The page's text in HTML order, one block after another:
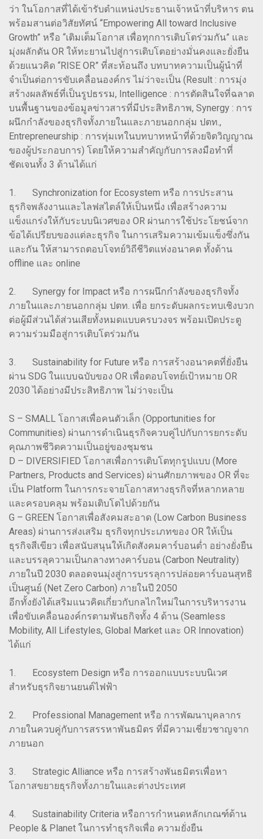
ว่า ในโอกาสที่ได้เข้ารับตำแหน่งประธานเจ้าหน้าที่บริหาร ตน
พร้อมสานต่อวิสัยทัศน์ “Empowering All toward Inclusive
Growth” หรือ “เติมเต็มโอกาส เพื่อทุกการเติบโตร่วมกัน” และ
มุ่งผลักดัน OR ให้ทะยานไปสู่การเติบโตอย่างมั่นคงและยั่งยืน
ด้วยแนวคิด “RISE OR” ที่สะท้อนถึง บทบาทความเป็นผู้นำที่
จำเป็นต่อการขับเคลื่อนองค์กร ไม่ว่าจะเป็น (Result : การมุ่ง
สร้างผลลัพธ์ที่เป็นรูปธรรม, Intelligence : การตัดสินใจที่ฉลาด
บนพื้นฐานของข้อมูลข่าวสารที่มีประสิทธิภาพ, Synergy : การ
ผนึกกำลังของธุรกิจทั้งภายในและภายนอกกลุ่ม ปตท.,
Entrepreneurship : การทุ่มเทในบทบาทหน้าที่ด้วยจิตวิญญาณ
ของผู้ประกอบการ) โดยให้ความสำคัญกับการลงมือทำที่
ชัดเจนทั้ง 3 ด้านได้แก่
1. Synchronization for Ecosystem หรือ การประสาน
ธุรกิจพลังงานและไลฟสไตล์ให้เป็นหนึ่ง เพื่อสร้างความ
แข็งแกร่งให้กับระบบนิเวศของ OR ผ่านการใช้ประโยชน์จาก
ข้อได้เปรียบของแต่ละธุรกิจ ในการเสริมความเข้มแข็งซึ่งกัน
และกัน ให้สามารถตอบโจทย์วิถีชีวิตแห่งอนาคต ทั้งด้าน
offline และ online
2. Synergy for Impact หรือ การผนึกกำลังของธุรกิจทั้ง
ภายในและภายนอกกลุ่ม ปตท. เพื่อ ยกระดับผลกระทบเชิงบวก
ต่อผู้มีส่วนได้ส่วนเสียทั้งหมดแบบครบวงจร พร้อมเปิดประตู
ความร่วมมือสู่การเติบโตร่วมกัน
3. Sustainability for Future หรือ การสร้างอนาคตที่ยั่งยืน
ผ่าน SDG ในแบบฉบับของ OR เพื่อตอบโจทย์เป้าหมาย OR
2030 ได้อย่างมีประสิทธิภาพ ไม่ว่าจะเป็น
S – SMALL โอกาสเพื่อคนตัวเล็ก (Opportunities for
Communities) ผ่านการดำเนินธุรกิจควบคู่ไปกับการยกระดับ
คุณภาพชีวิตความเป็นอยู่ของชุมชน
D – DIVERSIFIED โอกาสเพื่อการเติบโตทุกรูปแบบ (More
Partners, Products and Services) ผ่านศักยภาพของ OR ที่จะ
เป็น Platform ในการกระจายโอกาสทางธุรกิจที่หลากหลาย
และครอบคลุม พร้อมเติบโตไปด้วยกัน
G – GREEN โอกาสเพื่อสังคมสะอาด (Low Carbon Business
Areas) ผ่านการส่งเสริม ธุรกิจทุกประเภทของ OR ให้เป็น
ธุรกิจสีเขียว เพื่อสนับสนุนให้เกิดสังคมคาร์บอนต่ำ อย่างยั่งยืน
และบรรลุความเป็นกลางทางคาร์บอน (Carbon Neutrality)
ภายในปี 2030 ตลอดจนมุ่งสู่การบรรลุการปล่อยคาร์บอนสุทธิ
เป็นศูนย์ (Net Zero Carbon) ภายในปี 2050
อีกทั้งยังได้เสริมแนวคิดเกี่ยวกับกลไกใหม่ในการบริหารงาน
เพื่อขับเคลื่อนองค์กรตามพันธกิจทั้ง 4 ด้าน (Seamless
Mobility, All Lifestyles, Global Market และ OR Innovation)
ได้แก่
1. Ecosystem Design หรือ การออกแบบระบบนิเวศ
สำหรับธุรกิจยานยนต์ไฟฟ้า
2. Professional Management หรือ การพัฒนาบุคลากร
ภายในควบคู่กับการสรรหาพันธมิตร ที่มีความเชี่ยวชาญจาก
ภายนอก
3. Strategic Alliance หรือ การสร้างพันธมิตรเพื่อหา
โอกาสขยายธุรกิจทั้งภายในและต่างประเทศ
4. Sustainability Criteria หรือการกำหนดหลักเกณฑ์ด้าน
People & Planet ในการทำธุรกิจเพื่อ ความยั่งยืน